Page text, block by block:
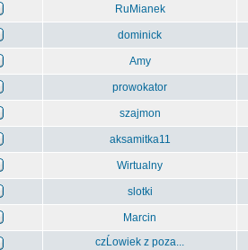
RuMianek
dominick
Amy
prowokator
szajmon
aksamitka11
Wirtualny
slotki
Marcin
czĹowiek z poza...